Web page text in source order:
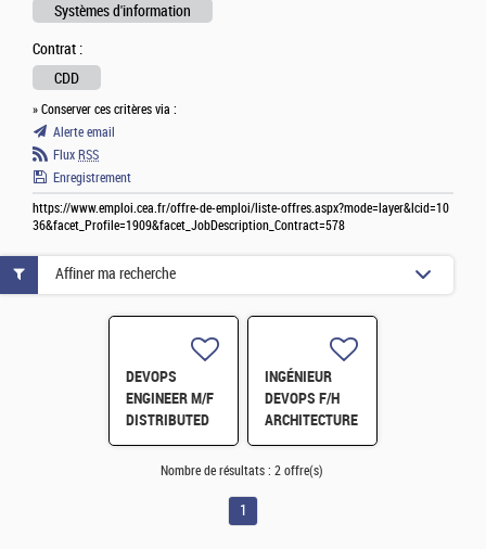
Systèmes d'information
Contrat :
CDD
» Conserver ces critères via :
Alerte email
Flux RSS
Enregistrement
https://www.emploi.cea.fr/offre-de-emploi/liste-offres.aspx?mode=layer&lcid=10
36&facet_Profile=1909&facet_JobDescription_Contract=578
DEVOPS
ENGINEER M/F
DISTRIBUTED
STO-
RAGE/PROCESSING
INGÉNIEUR
DEVOPS F/H
ARCHITECTURE
DE
STOCKAGE/TRAITEMENT
Affiner ma recherche
Nombre de résultats : 2 offre(s)
1